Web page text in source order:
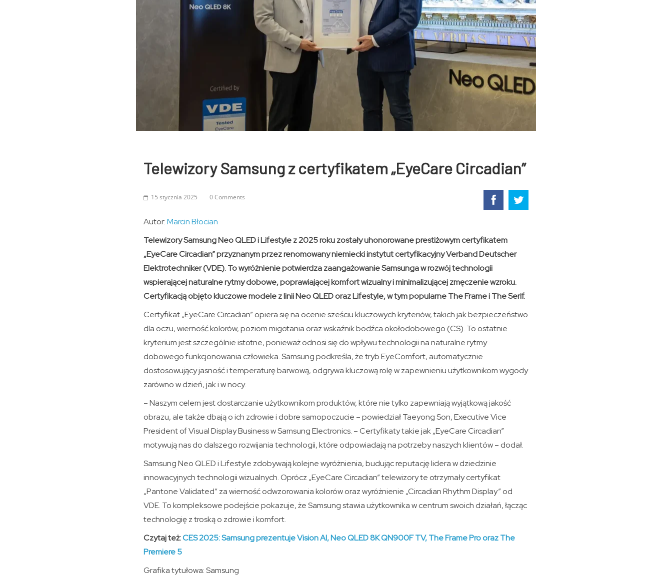
Telewizory Samsung z certyfikatem „EyeCare Circadian”
15 stycznia 2025 0 Comments
Autor:Marcin Błocian
Telewizory Samsung Neo QLED i Lifestyle z 2025 roku zostały uhonorowane prestiżowym certyfikatem
„EyeCare Circadian” przyznanym przez renomowany niemiecki instytut certyfikacyjny Verband Deutscher
Elektrotechniker (VDE). To wyróżnienie potwierdza zaangażowanie Samsunga w rozwój technologii
wspierającej naturalne rytmy dobowe, poprawiającej komfort wizualny i minimalizującej zmęczenie wzroku.
Certyfikacją objęto kluczowe modele z linii Neo QLED oraz Lifestyle, w tym popularne The Frame i The Serif.
Certyfikat „EyeCare Circadian” opiera się na ocenie sześciu kluczowych kryteriów, takich jak bezpieczeństwo
dla oczu, wierność kolorów, poziom migotania oraz wskaźnik bodźca okołodobowego (CS). To ostatnie
kryterium jest szczególnie istotne, ponieważ odnosi się do wpływu technologii na naturalne rytmy
dobowego funkcjonowania człowieka. Samsung podkreśla, że tryb EyeComfort, automatycznie
dostosowujący jasność i temperaturę barwową, odgrywa kluczową rolę w zapewnieniu użytkownikom wygody
zarówno w dzień, jak i w nocy.
– Naszym celem jest dostarczanie użytkownikom produktów, które nie tylko zapewniają wyjątkową jakość
obrazu, ale także dbają o ich zdrowie i dobre samopoczucie – powiedział Taeyong Son, Executive Vice
President of Visual Display Business w Samsung Electronics. – Certyfikaty takie jak „EyeCare Circadian”
motywują nas do dalszego rozwijania technologii, które odpowiadają na potrzeby naszych klientów – dodał.
Samsung Neo QLED i Lifestyle zdobywają kolejne wyróżnienia, budując reputację lidera w dziedzinie
innowacyjnych technologii wizualnych. Oprócz „EyeCare Circadian” telewizory te otrzymały certyfikat
„Pantone Validated” za wierność odwzorowania kolorów oraz wyróżnienie „Circadian Rhythm Display” od
VDE. To kompleksowe podejście pokazuje, że Samsung stawia użytkownika w centrum swoich działań, łącząc
technologię z troską o zdrowie i komfort.
Czytaj też:CES 2025: Samsung prezentuje Vision AI, Neo QLED 8K QN900F TV, The Frame Pro oraz The
Premiere 5
Grafika tytułowa: Samsung